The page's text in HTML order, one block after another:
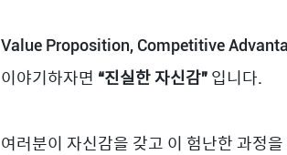
Value Proposition, Competitive
이야기하자면 “진실한 자신감”입니다.
여러분이 자신감을 갖고 이 험난한 과정